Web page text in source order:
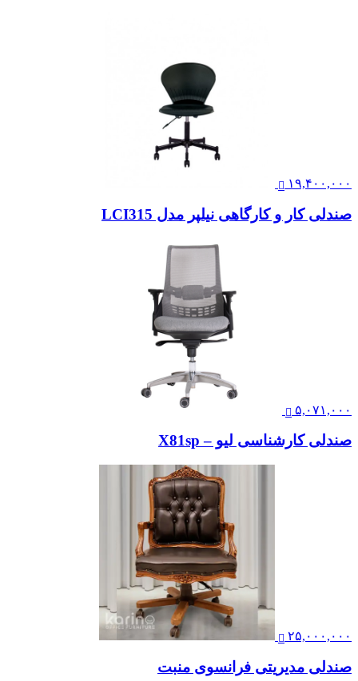
۱۹,۴۰۰,۰۰۰
صندلی کار و کارگاهی نیلپر مدل LCI315
۵,۰۷۱,۰۰۰
صندلی کارشناسی لیو – X81sp
۲۵,۰۰۰,۰۰۰
صندلی مدیریتی فرانسوی منبت